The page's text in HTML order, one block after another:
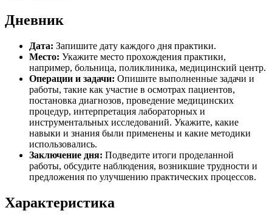
Дневник
Дата: Запишите дату каждого дня практики.
Место: Укажите место прохождения практики,
например, больница, поликлиника, медицинский центр.
Операции и задачи: Опишите выполненные задачи и
работы, такие как участие в осмотрах пациентов,
постановка диагнозов, проведение медицинских
процедур, интерпретация лабораторных и
инструментальных исследований. Укажите, какие
навыки и знания были применены и какие методики
использовались.
Заключение дня: Подведите итоги проделанной
работы, обсудите наблюдения, возникшие трудности и
предложения по улучшению практических процессов.
Характеристика